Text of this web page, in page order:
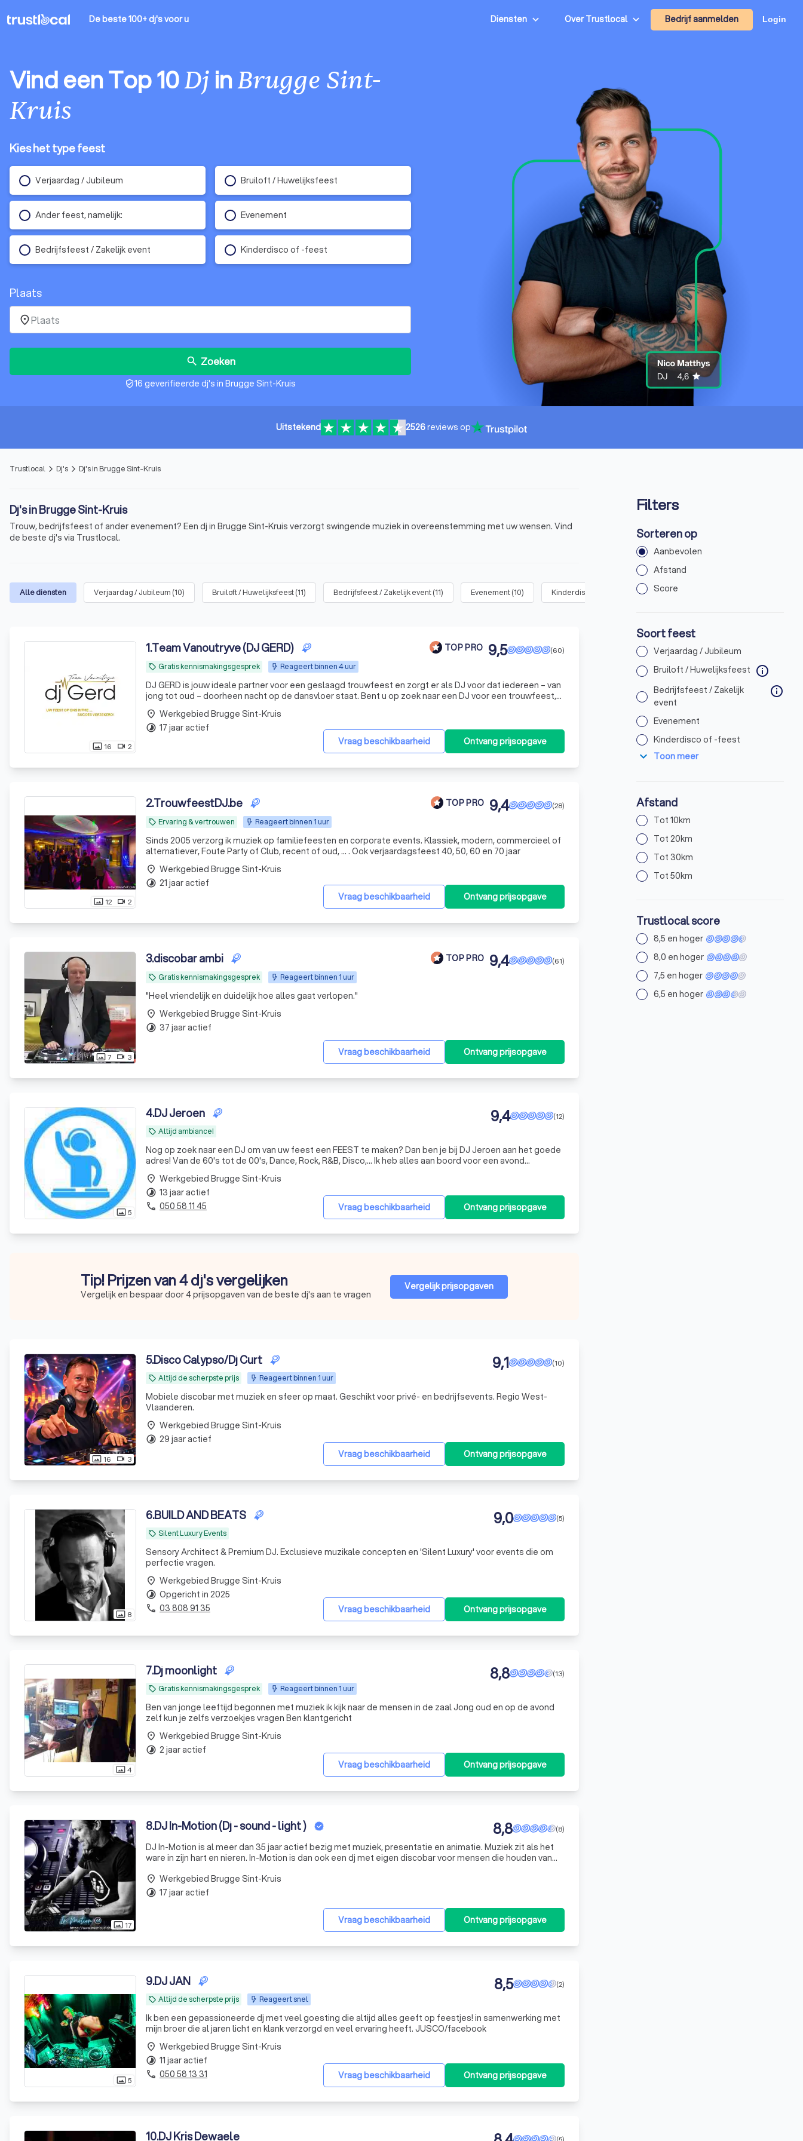
De beste 100+ dj'svoor u Diensten Over Trustlocal Bedrijf aanmelden Login
Vind een Top 10Dj inBrugge Sint-
Kruis
Kies het type feest
Verjaardag / Jubileum Bruiloft / Huwelijksfeest
Ander feest, namelijk: Evenement
Bedrijfsfeest / Zakelijk event Kinderdisco of -feest
Plaats
place
search Zoeken
verified_user16 geverifieerde dj's in Brugge Sint-Kruis
Uitstekend 2526reviews op
Trustlocal arrow_forward_ios Dj's arrow_forward_ios Dj's in Brugge Sint-Kruis
Dj's in Brugge Sint-Kruis
Trouw, bedrijfsfeest of ander evenement? Een dj in Brugge Sint-Kruis verzorgt swingende muziek in overeenstemming met uw wensen. Vind
de beste dj's via Trustlocal.
Alle diensten Verjaardag / Jubileum (10) Bruiloft / Huwelijksfeest(11) Bedrijfsfeest / Zakelijk event(11) Evenement(10) Kinderdisco of -feest Ander feest, namelijk:
photo_size_select_actual 16 videocam 2
1.Team Vanoutryve (DJ GERD) TOP PRO
local_offer Gratis kennismakingsgesprek Reageert binnen 4 uur
(60)
9,5
DJ GERD is jouw ideale partner voor een geslaagd trouwfeest en zorgt er als DJ voor dat iedereen – van
jong tot oud – doorheen nacht op de dansvloer staat. Bent u op zoek naar een DJ voor een trouwfeest,
trouwfuif, verjaardagsfeest, communiefeest, lentefeest, fuif, personeelsfeest of kinderdisco?
Vraag beschikbaarheid Ontvang prijsopgave
place Werkgebied Brugge Sint-Kruis
timelapse 17 jaar actief
photo_size_select_actual 12 videocam 2
2.TrouwfeestDJ.be TOP PRO
local_offer Ervaring & vertrouwen Reageert binnen 1 uur
(28)
9,4
Sinds 2005 verzorg ik muziek op familiefeesten en corporate events. Klassiek, modern, commercieel of
alternatiever, Foute Party of Club, recent of oud, ... . Ook verjaardagsfeest 40, 50, 60 en 70 jaar
Vraag beschikbaarheid Ontvang prijsopgave
place Werkgebied Brugge Sint-Kruis
timelapse 21 jaar actief
photo_size_select_actual7 videocam 3
3.discobar ambi TOP PRO
local_offer Gratis kennismakingsgesprek Reageert binnen 1 uur
(61)
9,4
"Heel vriendelijk en duidelijk hoe alles gaat verlopen."
Vraag beschikbaarheid Ontvang prijsopgave
place Werkgebied Brugge Sint-Kruis
timelapse 37 jaar actief
photo_size_select_actual5
4.DJ Jeroen
local_offer Altijd ambiance!
(12)
9,4
Nog op zoek naar een DJ om van uw feest een FEEST te maken? Dan ben je bij DJ Jeroen aan het goede
adres! Van de 60's tot de 00's, Dance, Rock, R&B, Disco,... Ik heb alles aan boord voor een avond
Vraag beschikbaarheid Ontvang prijsopgave
place Werkgebied Brugge Sint-Kruis
timelapse 13 jaar actief
phone 050 58 11 45
Tip! Prijzen van 4 dj's vergelijken
Vergelijk en bespaar door 4 prijsopgaven van de beste dj's aan te vragen
Vergelijk prijsopgaven
photo_size_select_actual 16 videocam 3
5.Disco Calypso/Dj Curt
local_offer Altijd de scherpste prijs Reageert binnen 1 uur
(10)
9,1
Mobiele discobar met muziek en sfeer op maat. Geschikt voor privé- en bedrijfsevents. Regio West-
Vlaanderen.
Vraag beschikbaarheid Ontvang prijsopgave
place Werkgebied Brugge Sint-Kruis
timelapse 29 jaar actief
photo_size_select_actual 8
6.BUILD AND BEATS
local_offer Silent Luxury Events
(5)
9,0
Sensory Architect & Premium DJ. Exclusieve muzikale concepten en 'Silent Luxury' voor events die om
perfectie vragen.
Vraag beschikbaarheid Ontvang prijsopgave
place Werkgebied Brugge Sint-Kruis
timelapse Opgericht in 2025
phone 03 808 91 35
photo_size_select_actual4
7.Dj moonlight
local_offer Gratis kennismakingsgesprek Reageert binnen 1 uur
(13)
8,8
Ben van jonge leeftijd begonnen met muziek ik kijk naar de mensen in de zaal Jong oud en op de avond
zelf kun je zelfs verzoekjes vragen Ben klantgericht
Vraag beschikbaarheid Ontvang prijsopgave
place Werkgebied Brugge Sint-Kruis
timelapse 2 jaar actief
photo_size_select_actual 17
8.DJ In-Motion (Dj - sound - light ) (8)
8,8
DJ In-Motion is al meer dan 35 jaar actief bezig met muziek, presentatie en animatie. Muziek zit als het
ware in zijn hart en nieren. In-Motion is dan ook een dj met eigen discobar voor mensen die houden van
Vraag beschikbaarheid Ontvang prijsopgave
place Werkgebied Brugge Sint-Kruis
timelapse 17 jaar actief
photo_size_select_actual5
9.DJ JAN
local_offer Altijd de scherpste prijs Reageert snel
(2)
8,5
Ik ben een gepassioneerde dj met veel goesting die altijd alles geeft op feestjes! in samenwerking met
mijn broer die al jaren licht en klank verzorgd en veel ervaring heeft. JUSCO/facebook
Vraag beschikbaarheid Ontvang prijsopgave
place Werkgebied Brugge Sint-Kruis
timelapse 11 jaar actief
phone 050 58 13 31
10.DJ Kris Dewaele
Filters
Sorteren op
Aanbevolen
Afstand
Score
Soort feest
Verjaardag / Jubileum
Bruiloft / Huwelijksfeest info
Bedrijfsfeest / Zakelijk
event
info
Evenement
Kinderdisco of -feest
expand_more Toon meer
Afstand
Tot 10km
Tot 20km
Tot 30km
Tot 50km
Trustlocal score
8,5 en hoger
8,0 en hoger
7,5 en hoger
6,5 en hoger